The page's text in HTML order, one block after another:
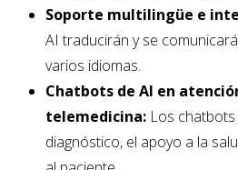
Soporte multilingüe e
AI traducirán y se
varios idiomas.
Chatbots de AI en
telemedicina:Los chatbots
diagnóstico, el apoyo a la